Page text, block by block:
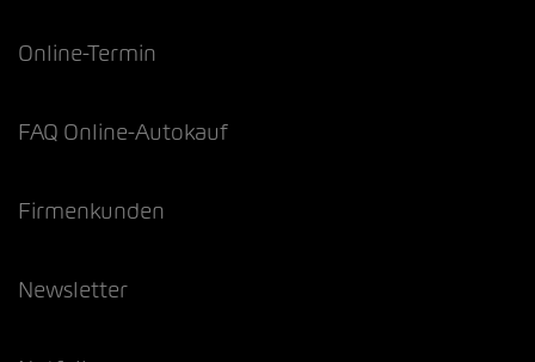
Online-Termin
FAQ Online-Autokauf
Firmenkunden
Newsletter